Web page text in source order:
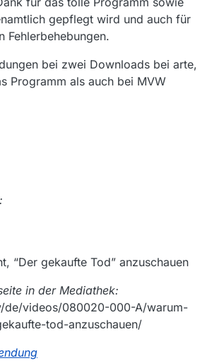
gepflegt wird und auch für
Fehlerbehebungen.
bei zwei Downloads bei arte,
Programm als auch bei MVW
“Der gekaufte Tod” anzuschauen
in der Mediathek:
de/videos/080020-000-A/warum-
tod-anzuschauen/